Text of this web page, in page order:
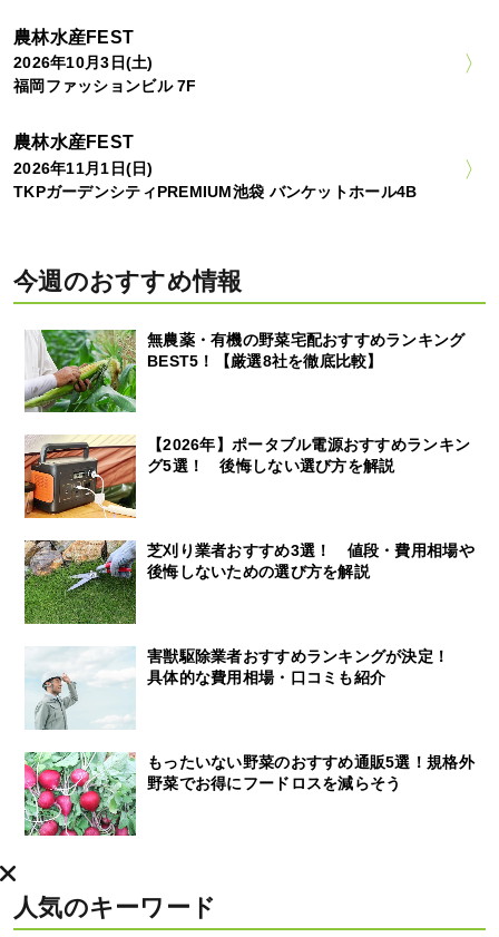
農林水産FEST
2026年10月3日(土)
福岡ファッションビル 7F
農林水産FEST
2026年11月1日(日)
TKPガーデンシティPREMIUM池袋 バンケットホール4B
今週のおすすめ情報
無農薬・有機の野菜宅配おすすめランキング
BEST5！【厳選8社を徹底比較】
【2026年】ポータブル電源おすすめランキン
グ5選！ 後悔しない選び方を解説
芝刈り業者おすすめ3選！ 値段・費用相場や
後悔しないための選び方を解説
害獣駆除業者おすすめランキングが決定！
具体的な費用相場・口コミも紹介
もったいない野菜のおすすめ通販5選！規格外
野菜でお得にフードロスを減らそう
人気のキーワード